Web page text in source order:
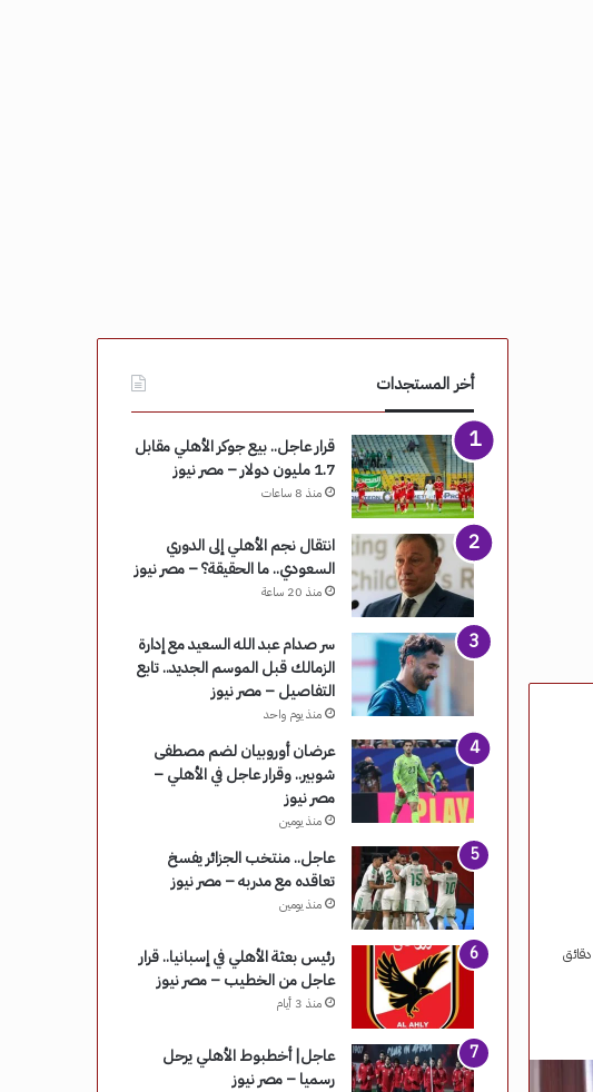
أخر المستجدات
قرار عاجل.. بيع جوكر الأهلي مقابل
1.7 مليون دولار – مصر نيوز
منذ 8 ساعات
انتقال نجم الأهلي إلى الدوري
السعودي.. ما الحقيقة؟ – مصر نيوز
منذ 20 ساعة
سر صدام عبد الله السعيد مع إدارة
الزمالك قبل الموسم الجديد.. تابع
التفاصيل – مصر نيوز
منذ يوم واحد
عرضان أوروبيان لضم مصطفى
شوبير.. وقرار عاجل في الأهلي –
مصر نيوز
منذ يومين
عاجل.. منتخب الجزائر يفسخ
تعاقده مع مدربه – مصر نيوز
منذ يومين
رئيس بعثة الأهلي في إسبانيا.. قرار
عاجل من الخطيب – مصر نيوز
منذ 3 أيام
عاجل| أخطبوط الأهلي يرحل
رسميا – مصر نيوز